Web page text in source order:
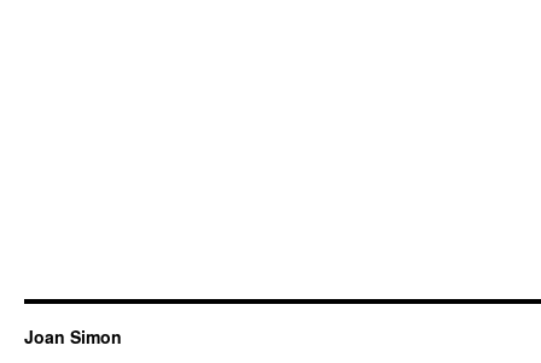
Joan Simon